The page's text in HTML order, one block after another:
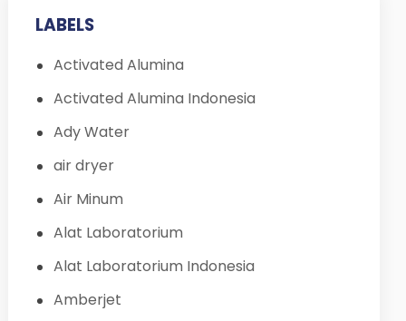
LABELS
Activated Alumina
Activated Alumina Indonesia
Ady Water
air dryer
Air Minum
Alat Laboratorium
Alat Laboratorium Indonesia
Amberjet